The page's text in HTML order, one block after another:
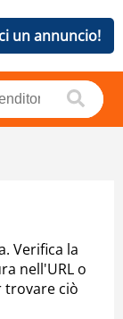
un annuncio!
Verifica la
nell'URL o
trovare ciò